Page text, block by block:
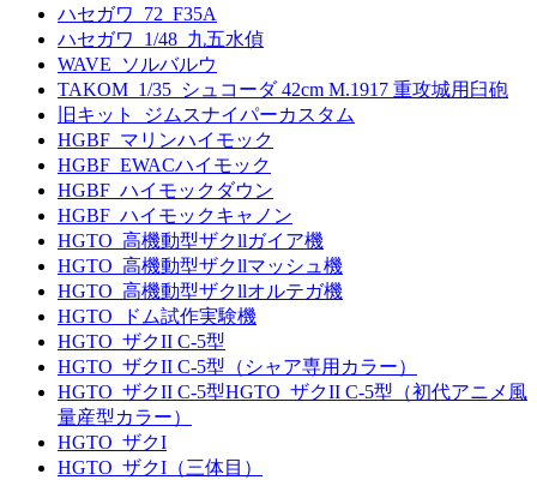
ハセガワ_72_F35A
ハセガワ_1/48_九五水偵
WAVE_ソルバルウ
TAKOM_1/35_シュコーダ 42cm M.1917 重攻城用臼砲
旧キット_ジムスナイパーカスタム
HGBF_マリンハイモック
HGBF_EWACハイモック
HGBF_ハイモックダウン
HGBF_ハイモックキャノン
HGTO_高機動型ザクllガイア機
HGTO_高機動型ザクllマッシュ機
HGTO_高機動型ザクllオルテガ機
HGTO_ドム試作実験機
HGTO_ザクII C-5型
HGTO_ザクII C-5型（シャア専用カラー）
HGTO_ザクII C-5型HGTO_ザクII C-5型（初代アニメ風
量産型カラー）
HGTO_ザクI
HGTO_ザクI（三体目）